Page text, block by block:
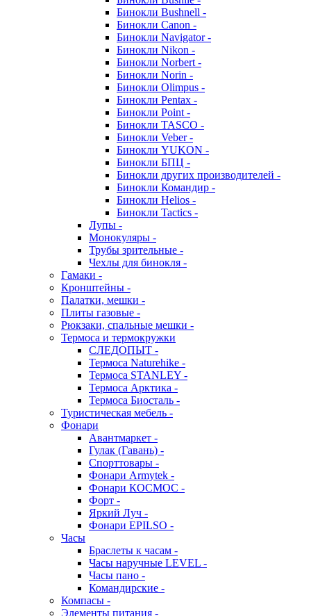
Бинокли Bushnell -
Бинокли Canon -
Бинокли Navigator -
Бинокли Nikon -
Бинокли Norbert -
Бинокли Norin -
Бинокли Olimpus -
Бинокли Pentax -
Бинокли Point -
Бинокли TASCO -
Бинокли Veber -
Бинокли YUKON -
Бинокли БПЦ -
Бинокли других производителей -
Бинокли Командир -
Бинокли Helios -
Бинокли Tactics -
Лупы -
Монокуляры -
Трубы зрительные -
Чехлы для бинокля -
Гамаки -
Кронштейны -
Палатки, мешки -
Плиты газовые -
Рюкзаки, спальные мешки -
Термоса и термокружки
СЛЕДОПЫТ -
Термоса Naturehike -
Термоса STANLEY -
Термоса Арктика -
Термоса Биосталь -
Туристическая мебель -
Фонари
Авантмаркет -
Гулак (Гавань) -
Спорттовары -
Фонари Armytek -
Фонари КОСМОС -
Форт -
Яркий Луч -
Фонари EPILSO -
Часы
Браслеты к часам -
Часы наручные LEVEL -
Часы пано -
Командирские -
Компасы -
Элементы питания -